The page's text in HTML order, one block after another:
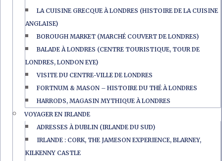
LA CUISINE GRECQUE À LONDRES (HISTOIRE DE LA CUISINE
ANGLAISE)
BOROUGH MARKET (MARCHÉ COUVERT DE LONDRES)
BALADE À LONDRES (CENTRE TOURISTIQUE, TOUR DE
LONDRES, LONDON EYE)
VISITE DU CENTRE-VILLE DE LONDRES
FORTNUM & MASON – HISTOIRE DU THÉ À LONDRES
HARRODS, MAGASIN MYTHIQUE À LONDRES
VOYAGER EN IRLANDE
ADRESSES À DUBLIN (IRLANDE DU SUD)
IRLANDE : CORK, THE JAMESON EXPERIENCE, BLARNEY,
KILKENNY CASTLE